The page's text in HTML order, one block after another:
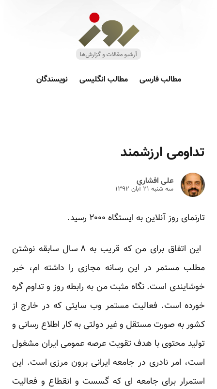
مطالب فارسی مطالب انگلیسی نویسندگان
تداومی ارزشمند
علی افشاری
سه شنبه ۲۱ آبان ۱۳۹۲
تارنمای روز آنلاین به ایستگاه ۲۰۰۰ رسید.
این اتفاق برای من که قریب به ۸ سال سابقه نوشتن
مطلب مستمر در این رسانه مجازی را داشته ام، خبر
خوشایندی است. نگاه مثبت من به رابطه روز و تداوم گره
خورده است. فعالیت مستمر وب سایتی که در خارج از
کشور به صورت مستقل و غیر دولتی به کار اطلاع رسانی و
تولید محتوی با هدف تقویت عرصه عمومی ایران مشغول
است، امر نادری در جامعه ایرانی برون مرزی است. این
استمرار برای جامعه ای که گسست و انقطاع و فعالیت